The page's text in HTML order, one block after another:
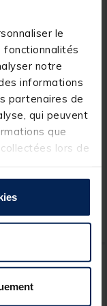
le
fonctionnalités
notre
informations
partenaires de
qui peuvent
que
lors de
polarisantes jmc
f2 / polarflite
sous 24 h